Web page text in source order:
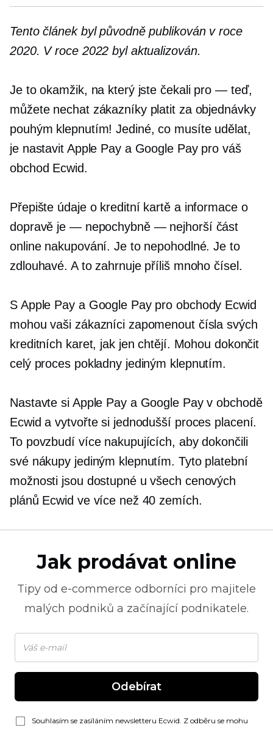
Tento článek byl původně publikován v roce
2020. V roce 2022 byl aktualizován.
Je to okamžik, na který jste čekali pro — teď,
můžete nechat zákazníky platit za objednávky
pouhým klepnutím! Jediné, co musíte udělat,
je nastavit Apple Pay a Google Pay pro váš
obchod Ecwid.
Přepište údaje o kreditní kartě a informace o
dopravě je — nepochybně —nejhorší část
online nakupování. Je to nepohodlné. Je to
zdlouhavé. A to zahrnuje příliš mnoho čísel.
S Apple Pay a Google Pay pro obchody Ecwid
mohou vaši zákazníci zapomenout čísla svých
kreditních karet, jak jen chtějí. Mohou dokončit
celý proces pokladny jediným klepnutím.
Nastavte si Apple Pay a Google Pay v obchodě
Ecwid a vytvořte si jednodušší proces placení.
To povzbudí více nakupujících, aby dokončili
své nákupy jediným klepnutím. Tyto platební
možnosti jsou dostupné u všech cenových
plánů Ecwid ve více než 40 zemích.
Jak prodávat online
Tipy od e-commerce odborníci pro majitele
malých podniků a začínající podnikatele.
Odebírat
Souhlasím se zasíláním newsletteru Ecwid. Z odběru se mohu